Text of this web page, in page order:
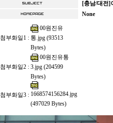
[충남/대전]
None
첨부화일1 :
00원진유
통.jpg (93513
Bytes)
첨부화일2 :
00원진유통
3.jpg (204599
Bytes)
첨부화일3 : 1668574156284.jpg
(497029 Bytes)